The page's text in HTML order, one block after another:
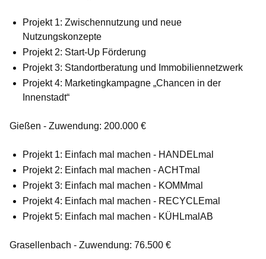
Projekt 1: Zwischennutzung und neue
Nutzungskonzepte
Projekt 2: Start-Up Förderung
Projekt 3: Standortberatung und Immobiliennetzwerk
Projekt 4: Marketingkampagne „Chancen in der
Innenstadt“
Gießen - Zuwendung: 200.000 €
Projekt 1: Einfach mal machen - HANDELmal
Projekt 2: Einfach mal machen - ACHTmal
Projekt 3: Einfach mal machen - KOMMmal
Projekt 4: Einfach mal machen - RECYCLEmal
Projekt 5: Einfach mal machen - KÜHLmalAB
Grasellenbach - Zuwendung: 76.500 €